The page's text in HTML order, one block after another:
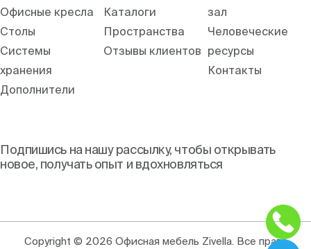
Офисные кресла
Столы
Системы
хранения
Дополнители
Каталоги
Пространства
Отзывы клиентов
зал
Человеческие
ресурсы
Контакты
Подпишись на нашу рассылку, чтобы открывать
новое, получать опыт и вдохновляться
Copyright © 2026 Офисная мебель Zivella. Все права